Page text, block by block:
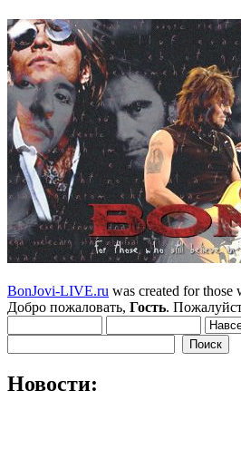
BonJovi-LIVE.ru was created for
Добро пожаловать, Гость.
Новости: